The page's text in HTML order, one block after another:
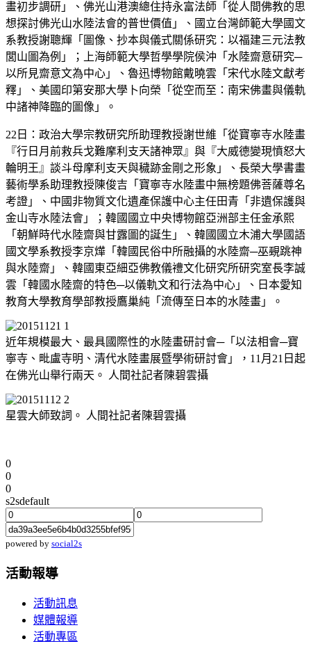
畫初步調研」、佛光山港澳總住持永富法師「從人間佛教的思
想探討佛光山水陸法會的普世價值」、國立台灣師範大學國文
系教授謝聰輝「圖像、抄本與儀式關係研究：以福建三元法教
閭山圖為例」；上海師範大學哲學學院侯沖「水陸齋意研究─
以所見齋意文為中心」、魯迅博物館戴曉雲「宋代水陸文獻考
釋」、美國印第安那大學卜向榮「從空而至：南宋佛畫與儀軌
中諸神降臨的圖像」。
22日：政治大學宗教研究所助理教授謝世維「從寶寧寺水陸畫
『行日月前救兵戈難摩利支天諸神眾』與『大威德變現憤怒大
輪明王』談斗母摩利支天與穢跡金剛之形象」、長榮大學書畫
藝術學系助理教授陳俊吉「寶寧寺水陸畫中無榜題佛菩薩尊名
考證」、中國非物質文化遺產保護中心主任田青「非遺保護與
金山寺水陸法會」；韓國國立中央博物館亞洲部主任金承熙
「朝鮮時代水陸齋與甘露圖的誕生」、韓國國立木浦大學國語
國文學系教授李京燁「韓國民俗中所融攝的水陸齋─巫覡跳神
與水陸齋」、韓國東亞細亞佛教儀禮文化研究所研究室長李誠
雲「韓國水陸齋的特色─以儀軌文和行法為中心」、日本愛知
教育大學教育學部教授鷹巢純「流傳至日本的水陸畫」。
近年規模最大、最具國際性的水陸畫研討會─「以法相會─寶
寧寺、毗盧寺明、清代水陸畫展暨學術研討會」，11月21日起
在佛光山舉行兩天。 人間社記者陳碧雲攝
星雲大師致詞。 人間社記者陳碧雲攝
0
0
0
s2sdefault
powered by social2s
活動報導
活動訊息
媒體報導
活動專區